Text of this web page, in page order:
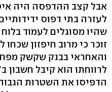
אבל קצב ההדפסה היה
לעזרה בתי דפוס
שהיו מסוגלים לעמוד
זוכר כי מרוב חיפזון
והאחראי בבנק שקשק
לרווחתו הוא קיבל חשבון
הדפיסו את השטרות